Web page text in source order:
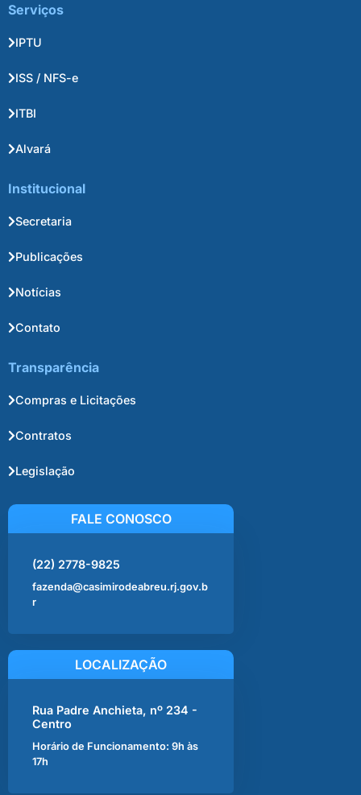
Serviços
IPTU
ISS / NFS-e
ITBI
Alvará
Institucional
Secretaria
Publicações
Notícias
Contato
Transparência
Compras e Licitações
Contratos
Legislação
FALE CONOSCO
(22) 2778-9825
fazenda@casimirodeabreu.rj.gov.b
r
LOCALIZAÇÃO
Rua Padre Anchieta, nº 234 -
Centro
Horário de Funcionamento: 9h às
17h